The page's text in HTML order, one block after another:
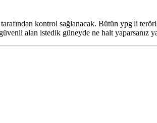
kontrol sağlanacak. Bütün ypg'li
alan istedik güneyde ne halt